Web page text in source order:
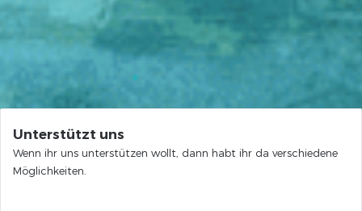
Unterstützt uns
Wenn ihr uns unterstützen wollt, dann habt ihr da verschiedene
Möglichkeiten.